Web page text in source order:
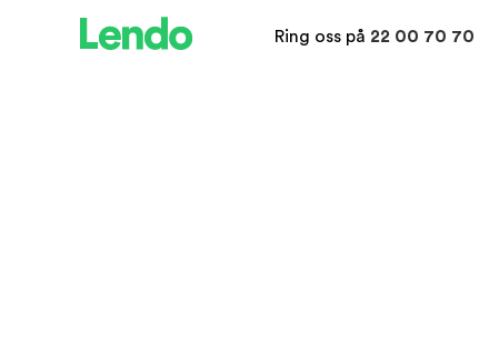
Ring oss på 22 00 70 70